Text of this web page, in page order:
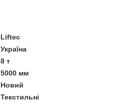
Liftec
Україна
8 т
5000 мм
Новий
Текстильні